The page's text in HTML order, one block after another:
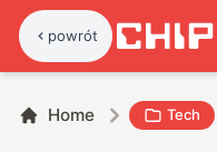
powrót
Home Tech